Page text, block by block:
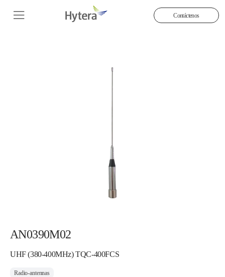
Contáctenos
AN0390M02
UHF (380-400MHz) TQC-400FCS
Radio-antennas